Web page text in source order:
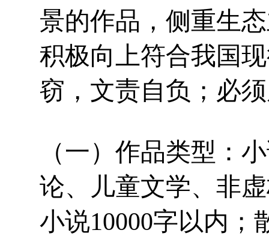
景的作品，侧重生
积极向上符合我国
窃，文责自负；必
（一）作品类型：
论、儿童文学、非
小说10000字以内；